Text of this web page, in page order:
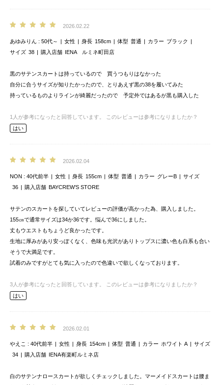
2026.02.22
あゆみりん 50代～ 女性 身長 158cm 体型 普通 カラー ブラック
サイズ 38 購入店舗 IENA ルミネ町田店
黒のサテンスカートは持っているので 買うつもりはなかった
自分に合うサイズが知りたかったので、とりあえず黒の38を履いてみた
持っているものよりラインが綺麗だったので 予定外ではあるが黒も購入した
1 人が参考になったと回答しています。
このレビューは参考になりましたか？
はい
2026.02.04
NON 40代前半 女性 身長 155cm 体型 普通 カラー グレーB
サイズ
36
購入店舗 BAYCREW’S STORE
サテンのスカートを探していてレビューの評価が高かった為、購入しました。
155㎝で通常サイズは34か36です。悩んで36にしました。
丈もウエストもちょうど良かったです。
生地に厚みがあり安っぽくなく、色味も光沢がありトップスに濃い色も白系も合い
そうで大満足です。
試着のみですがとても気に入ったので色違いで欲しくなっております。
3 人が参考になったと回答しています。
このレビューは参考になりましたか？
はい
2026.02.01
やえこ 40代前半 女性 身長 154cm 体型 普通 カラー ホワイト A
サイズ
34
購入店舗 IENA有楽町ルミネ店
白のサテンナロースカートが欲しくチェックしました。マーメイドスカートは腰ま